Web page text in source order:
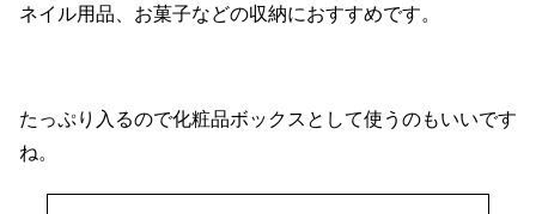
ネイル用品、お菓子などの収納におすすめです。
たっぷり入るので化粧品ボックスとして使うのもいいです
ね。